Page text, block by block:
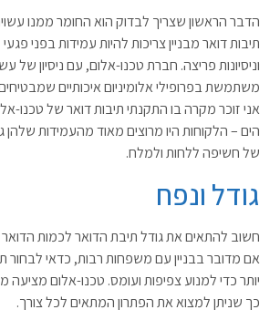
הדבר הראשון שצריך לבדוק הוא החומר ממנו
תיבות דואר מבניין צריכות להיות עמידות בפני
וניסיונות פריצה. חברת טכנו-אלום, עם ניסיון של
משתמשת בפרופילי אלומיניום איכותיים
אני זוכר מקרה בו התקנתי תיבות דואר של טכנו-
הים – הלקוחות היו מרוצים מאוד מהעמידות
של חשיפה ללחות ולמלח.
גודל ונפח
חשוב להתאים את גודל תיבת הדואר לכמות
אם מדובר בבניין עם משפחות רבות, כדאי לבחור
יותר כדי למנוע צפיפות ועומס. טכנו-אלום מציעה
כך שניתן למצוא את הפתרון המתאים לכל צורך.